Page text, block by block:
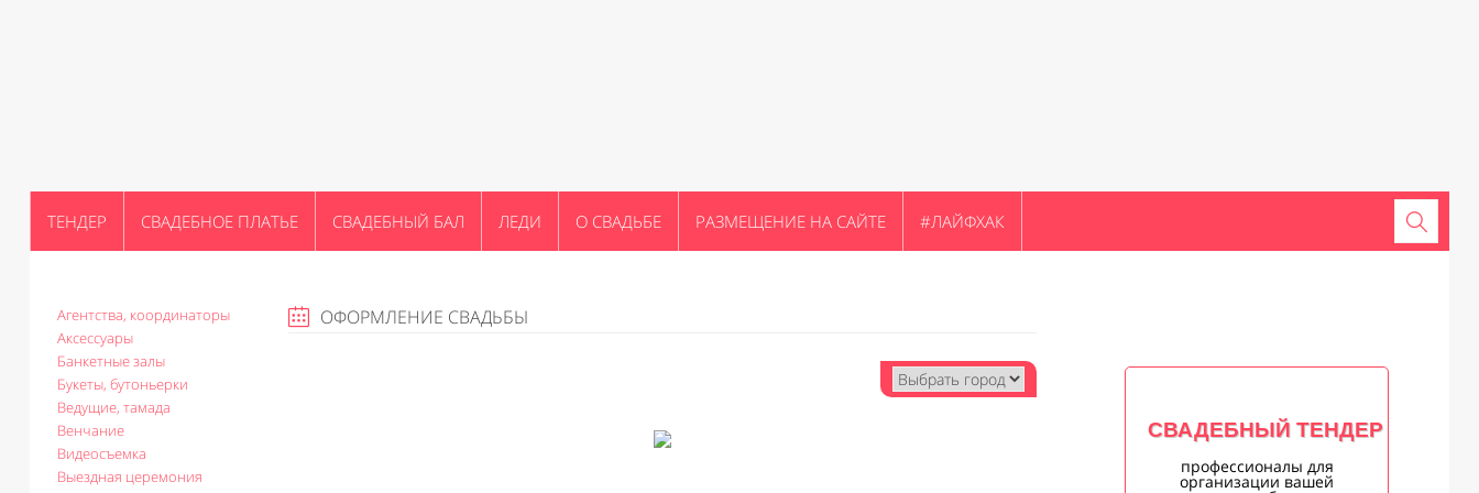
ТЕНДЕР СВАДЕБНОЕ ПЛАТЬЕ СВАДЕБНЫЙ БАЛ ЛЕДИ О СВАДЬБЕ РАЗМЕЩЕНИЕ НА САЙТЕ #ЛАЙФХАК
Агентства, координаторы
Аксессуары
Банкетные залы
Букеты, бутоньерки
Ведущие, тамада
Венчание
Видеосъемка
Выездная церемония
ОФОРМЛЕНИЕ СВАДЬБЫ
СВАДЕБНЫЙ ТЕНДЕР
профессионалы для
организации вашей